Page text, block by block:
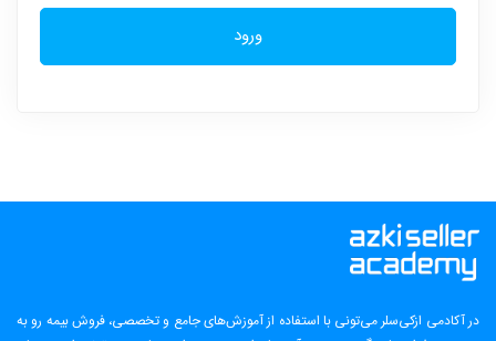
ورود
در آکادمی ازکی‌سلر می‌تونی با استفاده از آموزش‌های جامع و تخصصی، فروش بیمه رو به